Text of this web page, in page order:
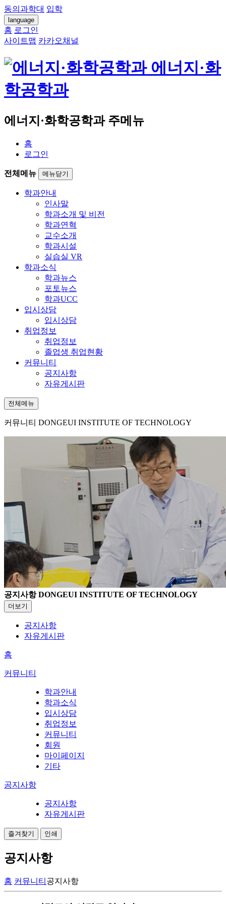
동의과학대 입학
language
홈 로그인
사이트맵 카카오채널
에너지·화
학공학과
에너지·화학공학과 주메뉴
홈
로그인
전체메뉴 메뉴닫기
학과안내
인사말
학과소개 및 비전
학과연혁
교수소개
학과시설
실습실 VR
학과소식
학과뉴스
포토뉴스
학과UCC
입시상담
입시상담
취업정보
취업정보
졸업생 취업현황
커뮤니티
공지사항
자유게시판
전체메뉴
커뮤니티 DONGEUI INSTITUTE OF TECHNOLOGY
공지사항DONGEUI INSTITUTE OF TECHNOLOGY
더보기
공지사항
자유게시판
홈
커뮤니티
학과안내
학과소식
입시상담
취업정보
커뮤니티
회원
마이페이지
기타
공지사항
공지사항
자유게시판
즐겨찾기 인쇄
공지사항
홈 커뮤니티 공지사항